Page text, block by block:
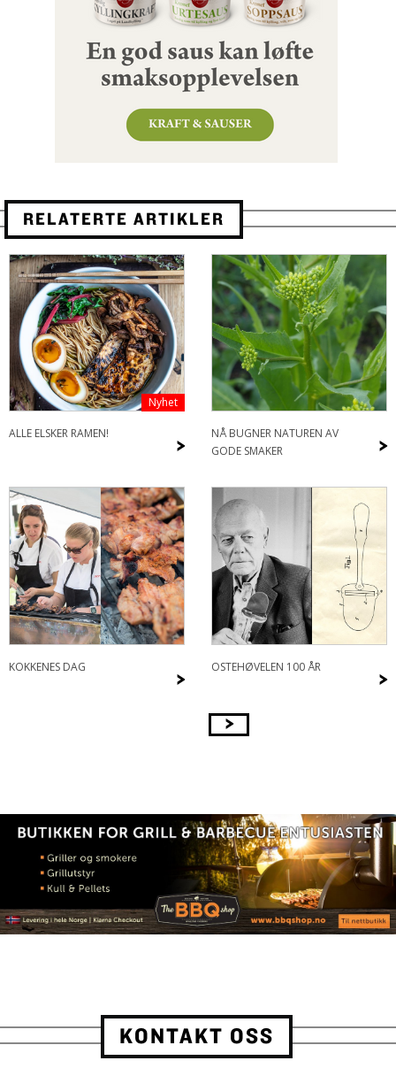
RELATERTE ARTIKLER
Nyhet
>
ALLE ELSKER RAMEN!
>
NÅ BUGNER NATUREN AV
GODE SMAKER
>
KOKKENES DAG
>
OSTEHØVELEN 100 ÅR
>
KONTAKT OSS